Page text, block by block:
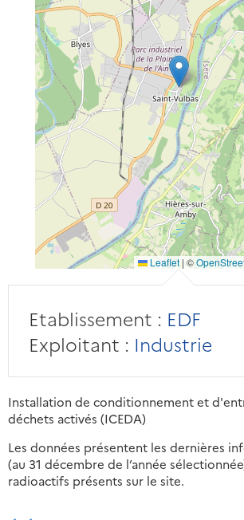
Leaflet | ©
Etablissement : EDF
Exploitant : Industrie
Installation de conditionnement et
déchets activés (ICEDA)
Les données présentent les dernières
(au 31 décembre de l’année
radioactifs présents sur le site.